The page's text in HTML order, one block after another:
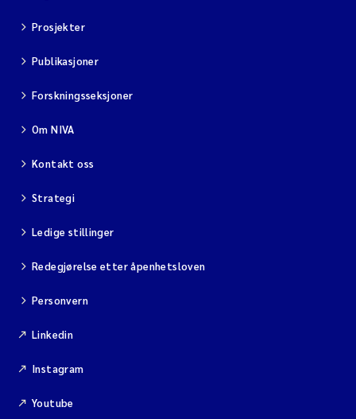
Prosjekter
Publikasjoner
Forskningsseksjoner
Om NIVA
Kontakt oss
Strategi
Ledige stillinger
Redegjørelse etter åpenhetsloven
Personvern
Linkedin
Instagram
Youtube